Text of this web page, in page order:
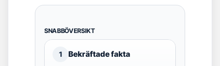
SNABBÖVERSIKT
1 Bekräftade fakta